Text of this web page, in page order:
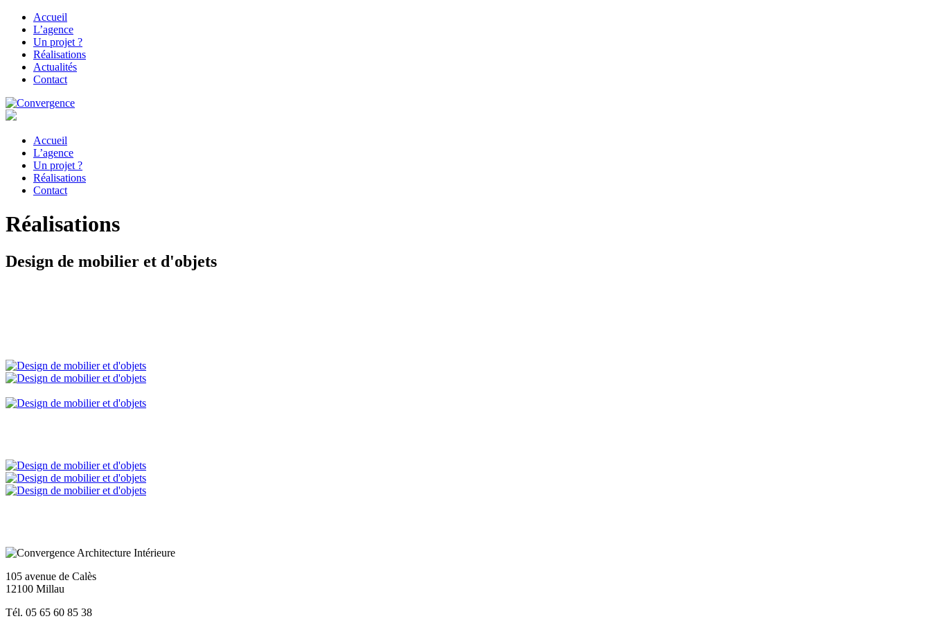
Accueil
L’agence
Un projet ?
Réalisations
Actualités
Contact
Accueil
L’agence
Un projet ?
Réalisations
Contact
Réalisations
Design de mobilier et d'objets
105 avenue de Calès
12100 Millau
Tél. 05 65 60 85 38